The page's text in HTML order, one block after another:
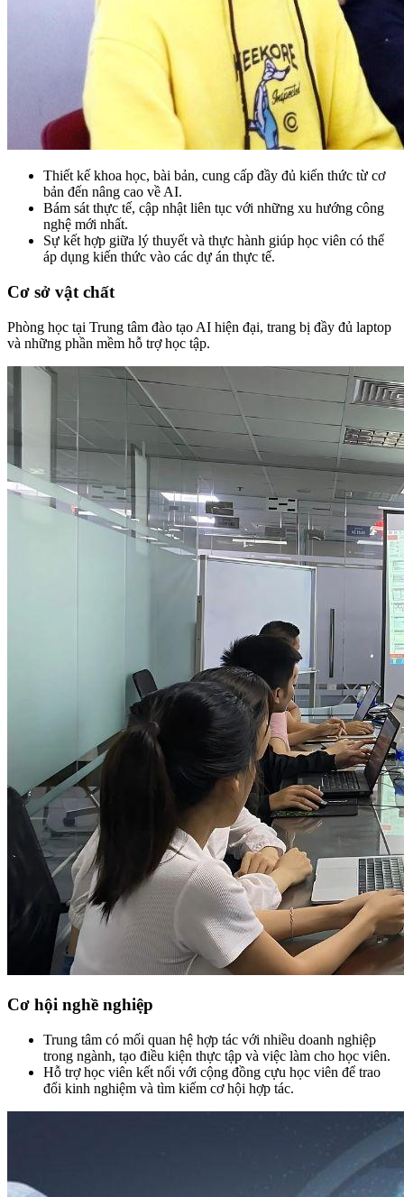
Thiết kế khoa học, bài bản, cung cấp đầy đủ kiến thức từ cơ
bản đến nâng cao về AI.
Bám sát thực tế, cập nhật liên tục với những xu hướng công
nghệ mới nhất.
Sự kết hợp giữa lý thuyết và thực hành giúp học viên có thể
áp dụng kiến thức vào các dự án thực tế.
Cơ sở vật chất
Phòng học tại Trung tâm đào tạo AI hiện đại, trang bị đầy đủ laptop
và những phần mềm hỗ trợ học tập.
Cơ hội nghề nghiệp
Trung tâm có mối quan hệ hợp tác với nhiều doanh nghiệp
trong ngành, tạo điều kiện thực tập và việc làm cho học viên.
Hỗ trợ học viên kết nối với cộng đồng cựu học viên để trao
đổi kinh nghiệm và tìm kiếm cơ hội hợp tác.